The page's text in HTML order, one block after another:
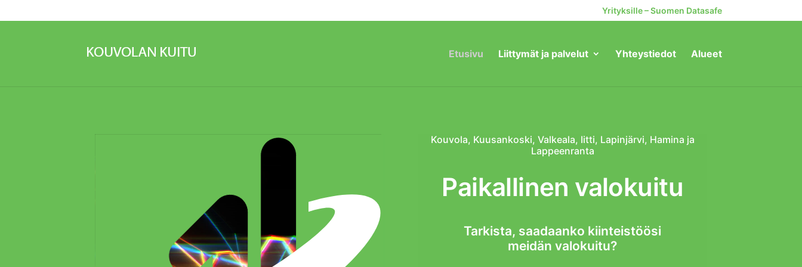
Yrityksille – Suomen Datasafe
Etusivu Liittymät ja palvelut Yhteystiedot Alueet
Kouvola, Kuusankoski, Valkeala, Iitti, Lapinjärvi, Hamina ja
Lappeenranta
Paikallinen valokuitu
Tarkista, saadaanko kiinteistöösi
meidän valokuitu?